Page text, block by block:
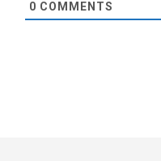
0 COMMENTS